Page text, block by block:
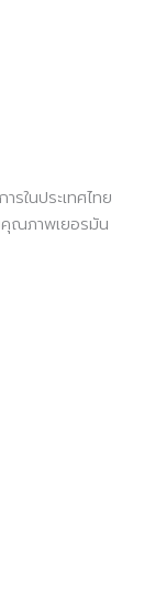
ในประเทศไทย
ณภาพเยอรมัน